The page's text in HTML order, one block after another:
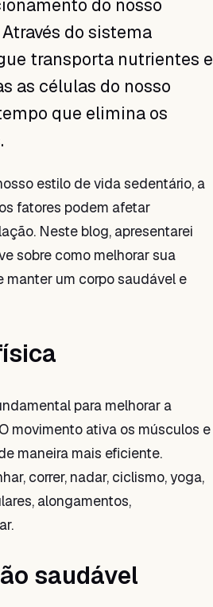
do nosso
do sistema
transporta nutrientes e
as células do nosso
que elimina os
estilo de vida sedentário, a
fatores podem afetar
Neste blog, apresentarei
sobre como melhorar sua
manter um corpo saudável e
para melhorar a
movimento ativa os músculos e
maneira mais eficiente.
correr, nadar, ciclismo, yoga,
alongamentos,
saudável